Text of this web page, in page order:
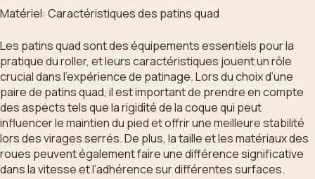
Matériel: Caractéristiques des patins quad
Les patins quad sont des équipements essentiels pour la
pratique du roller, et leurs caractéristiques jouent un rôle
crucial dans l’expérience de patinage. Lors du choix d’une
paire de patins quad, il est important de prendre en compte
des aspects tels que la rigidité de la coque qui peut
influencer le maintien du pied et offrir une meilleure stabilité
lors des virages serrés. De plus, la taille et les matériaux des
roues peuvent également faire une différence significative
dans la vitesse et l’adhérence sur différentes surfaces.